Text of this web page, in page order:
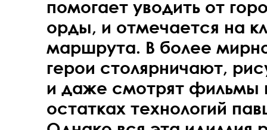
помогает уводить от
орды, и отмечается на
маршрута. В более
герои столярничают,
и даже смотрят фильмы
остатках технологий